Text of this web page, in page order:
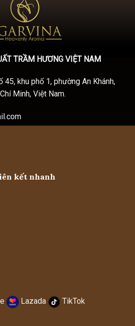
TRẦM HƯƠNG VIỆT NAM
khu phố 1, phường An Khánh,
Minh, Việt Nam.
kết nhanh
Lazada TikTok